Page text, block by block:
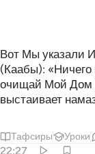
Вот Мы указали
(Каабы):
очищай Мой Дом
выстаивает
Тафсиры Уроки
22:27